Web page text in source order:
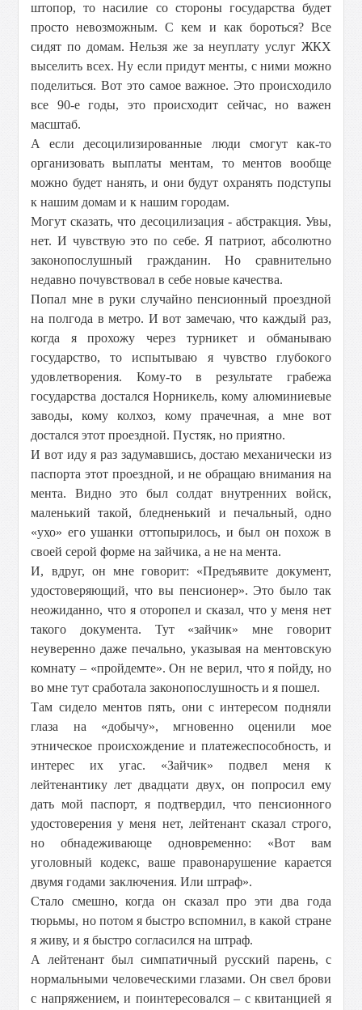
штопор, то насилие со стороны государства будет
просто невозможным. С кем и как бороться? Все
сидят по домам. Нельзя же за неуплату услуг ЖКХ
выселить всех. Ну если придут менты, с ними можно
поделиться. Вот это самое важное. Это происходило
все 90-е годы, это происходит сейчас, но важен
масштаб.
А если десоцилизированные люди смогут как-то
организовать выплаты ментам, то ментов вообще
можно будет нанять, и они будут охранять подступы
к нашим домам и к нашим городам.
Могут сказать, что десоцилизация - абстракция. Увы,
нет. И чувствую это по себе. Я патриот, абсолютно
законопослушный гражданин. Но сравнительно
недавно почувствовал в себе новые качества.
Попал мне в руки случайно пенсионный проездной
на полгода в метро. И вот замечаю, что каждый раз,
когда я прохожу через турникет и обманываю
государство, то испытываю я чувство глубокого
удовлетворения. Кому-то в результате грабежа
государства достался Норникель, кому алюминиевые
заводы, кому колхоз, кому прачечная, а мне вот
достался этот проездной. Пустяк, но приятно.
И вот иду я раз задумавшись, достаю механически из
паспорта этот проездной, и не обращаю внимания на
мента. Видно это был солдат внутренних войск,
маленький такой, бледненький и печальный, одно
«ухо» его ушанки оттопырилось, и был он похож в
своей серой форме на зайчика, а не на мента.
И, вдруг, он мне говорит: «Предъявите документ,
удостоверяющий, что вы пенсионер». Это было так
неожиданно, что я оторопел и сказал, что у меня нет
такого документа. Тут «зайчик» мне говорит
неуверенно даже печально, указывая на ментовскую
комнату – «пройдемте». Он не верил, что я пойду, но
во мне тут сработала законопослушность и я пошел.
Там сидело ментов пять, они с интересом подняли
глаза на «добычу», мгновенно оценили мое
этническое происхождение и платежеспособность, и
интерес их угас. «Зайчик» подвел меня к
лейтенантику лет двадцати двух, он попросил ему
дать мой паспорт, я подтвердил, что пенсионного
удостоверения у меня нет, лейтенант сказал строго,
но обнадеживающе одновременно: «Вот вам
уголовный кодекс, ваше правонарушение карается
двумя годами заключения. Или штраф».
Стало смешно, когда он сказал про эти два года
тюрьмы, но потом я быстро вспомнил, в какой стране
я живу, и я быстро согласился на штраф.
А лейтенант был симпатичный русский парень, с
нормальными человеческими глазами. Он свел брови
с напряжением, и поинтересовался – с квитанцией я